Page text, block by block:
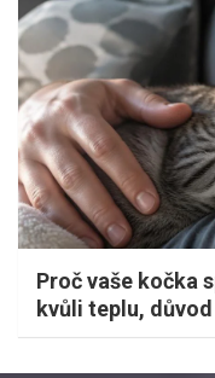
Proč vaše kočka
kvůli teplu,